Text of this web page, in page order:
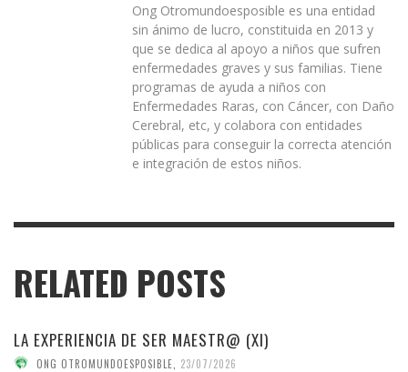
Ong Otromundoesposible es una entidad
sin ánimo de lucro, constituida en 2013 y
que se dedica al apoyo a niños que sufren
enfermedades graves y sus familias. Tiene
programas de ayuda a niños con
Enfermedades Raras, con Cáncer, con Daño
Cerebral, etc, y colabora con entidades
públicas para conseguir la correcta atención
e integración de estos niños.
RELATED POSTS
LA EXPERIENCIA DE SER MAESTR@ (XI)
ONG OTROMUNDOESPOSIBLE 23/07/2026